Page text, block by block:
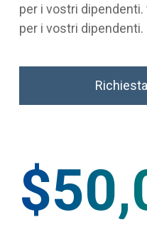
per i vostri
per i vostri dipendenti.